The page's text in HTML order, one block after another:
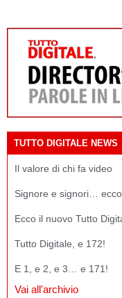
TUTTO DIGITALE NEWS
Il valore di chi fa video
Signore e signori…
Ecco il nuovo Tutto
Tutto Digitale, e 172!
E 1, e 2, e 3… e 171!
Vai all'archivio